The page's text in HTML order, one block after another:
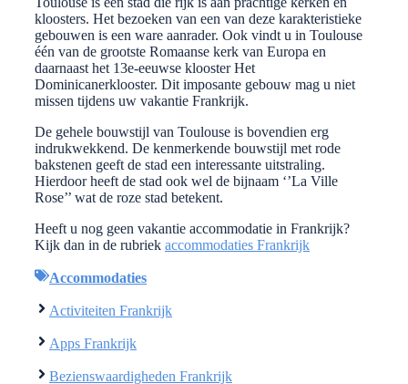
kloosters. Het bezoeken van een van deze karakteristieke
gebouwen is een ware aanrader. Ook vindt u in Toulouse
één van de grootste Romaanse kerk van Europa en
daarnaast het 13e-eeuwse klooster Het
Dominicanerklooster. Dit imposante gebouw mag u niet
missen tijdens uw vakantie Frankrijk.
De gehele bouwstijl van Toulouse is bovendien erg
indrukwekkend. De kenmerkende bouwstijl met rode
bakstenen geeft de stad een interessante uitstraling.
Hierdoor heeft de stad ook wel de bijnaam ‘’La Ville
Rose’’ wat de roze stad betekent.
Heeft u nog geen vakantie accommodatie in Frankrijk?
Kijk dan in de rubriek accommodaties Frankrijk
Accommodaties
Activiteiten Frankrijk
Apps Frankrijk
Bezienswaardigheden Frankrijk